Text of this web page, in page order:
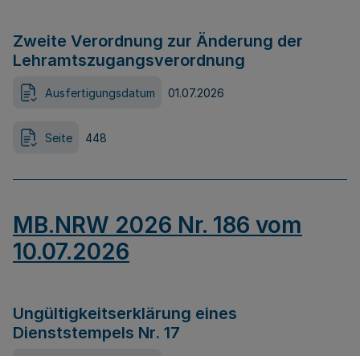
Zweite Verordnung zur Änderung der
Lehramtszugangsverordnung
Ausfertigungsdatum 01.07.2026
Seite 448
MB.NRW 2026 Nr. 186 vom
10.07.2026
Ungültigkeitserklärung eines
Dienststempels Nr. 17